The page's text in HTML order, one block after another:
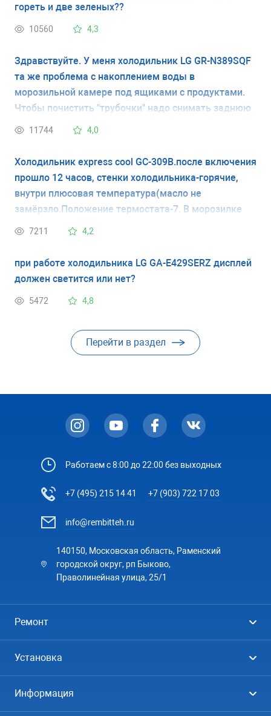
гореть и две зеленых??
10560 4,3
Здравствуйте. У меня холодильник LG GR-N389SQF
та же проблема с накоплением воды в
морозильной камере под ящиками с продуктами.
Чтобы почистить "трубочки" надо снимать заднюю
панель в морозильной камере? Если да то как?
11744 4,0
Холодильник express cool GC-309B.после включения
прошло 12 часов, стенки холодильника-горячие,
внутри плюсовая температура(масло не
замёрзло.Положение термостата-7. В морозилке
всё замерзло в кость.Откуда поступает холод в
7211 4,2
при работе холодильника LG GA-E429SERZ дисплей
должен светится или нет?
5472 4,8
Перейти в раздел
Работаем с 8:00 до 22:00 без выходных
+7 (495) 215 14 41 +7 (903) 722 17 03
info@rembitteh.ru
140150, Московская область, Раменский
городской округ, рп Быково,
Праволинейная улица, 25/1
Ремонт
Посудомоечные машины
Установка
Информация